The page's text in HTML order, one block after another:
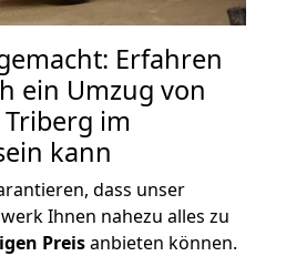
Erfahren
ein Umzug von
im
kann
dass unser
Ihnen nahezu alles zu
Preisanbieten können.